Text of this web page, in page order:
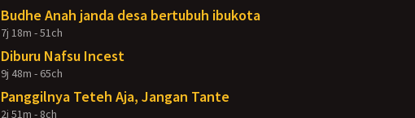
Budhe Anah janda desa bertubuh ibukota
7j 18m - 51ch
Diburu Nafsu Incest
9j 48m - 65ch
Panggilnya Teteh Aja, Jangan Tante
2j 51m - 8ch